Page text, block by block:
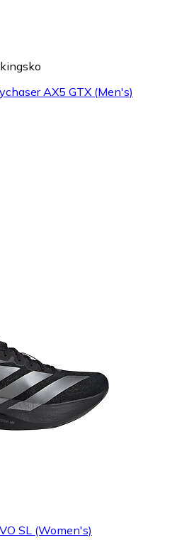
AX5 GTX (Men's)
SL (Women's)